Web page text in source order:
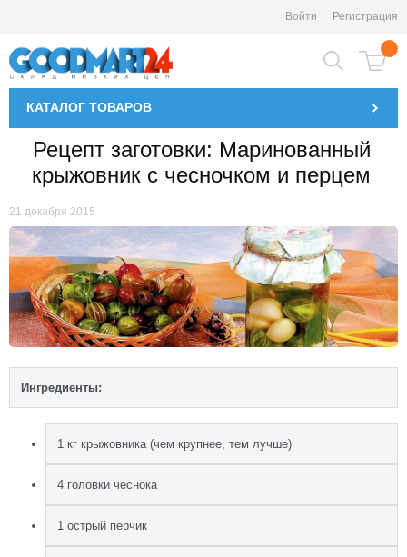
Войти Регистрация
КАТАЛОГ ТОВАРОВ
Рецепт заготовки: Маринованный
крыжовник с чесночком и перцем
21 декабря 2015
Ингредиенты:
1 кг крыжовника (чем крупнее, тем лучше)
4 головки чеснока
1 острый перчик